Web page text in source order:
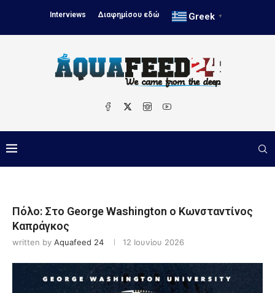
Interviews Διαφημίσου εδώ Greek ▼
Πόλο: Στο George Washington ο Κωνσταντίνος
Καπράγκος
written by Aquafeed 24 12 Ιουνίου 2026